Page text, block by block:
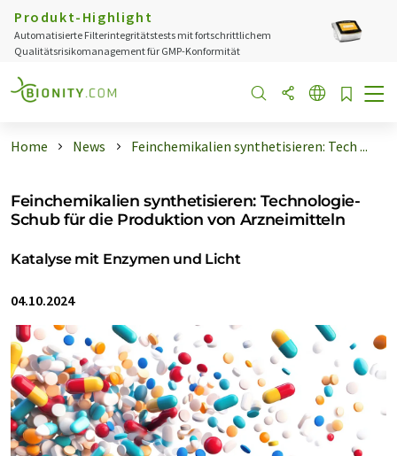
Produkt-Highlight
Automatisierte Filterintegritätstests mit fortschrittlichem
Qualitätsrisikomanagement für GMP-Konformität
Home News Feinchemikalien synthetisieren: Tech ...
Feinchemikalien synthetisieren: Technologie-
Schub für die Produktion von Arzneimitteln
Katalyse mit Enzymen und Licht
04.10.2024